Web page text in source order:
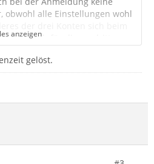
obwohl alle Einstellungen wohl
und ich für dieses dritte
Host kontaktiert, sende
Thunderbirdversion.
anzeigen
gelöst.